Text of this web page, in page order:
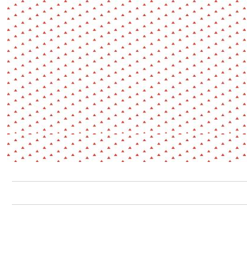
Environnement
Habiter
Jeunes
Patrimoine
Paysage
Société
Transition écologique
Urbanisme
Expérience
Revue Revue de